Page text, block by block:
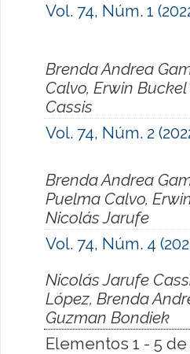
Vol. 74, Núm. 1
Brenda Andrea
Calvo, Erwin
Cassis
Vol. 74, Núm. 2
Brenda Andrea
Puelma Calvo,
Nicolás Jarufe
Vol. 74, Núm. 4
Nicolás Jarufe
López, Brenda
Guzman Bondiek
Elementos 1 - 5 de